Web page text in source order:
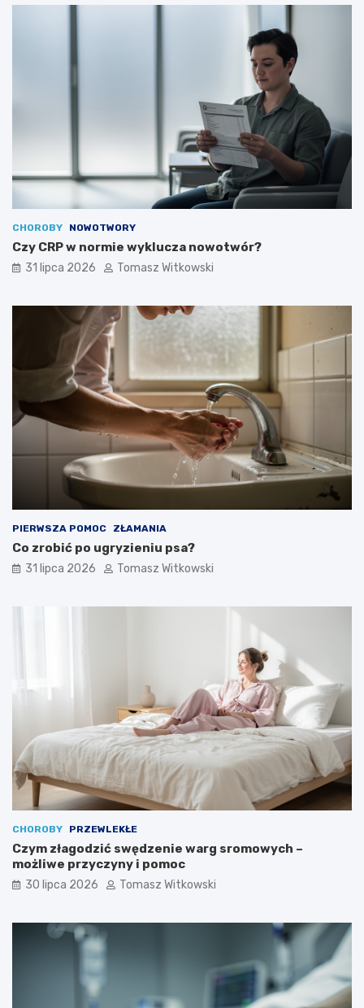
CHOROBY NOWOTWORY
Czy CRP w normie wyklucza nowotwór?
31 lipca 2026 Tomasz Witkowski
PIERWSZA POMOC ZŁAMANIA
Co zrobić po ugryzieniu psa?
31 lipca 2026 Tomasz Witkowski
CHOROBY PRZEWLEKŁE
Czym złagodzić swędzenie warg sromowych –
możliwe przyczyny i pomoc
30 lipca 2026 Tomasz Witkowski